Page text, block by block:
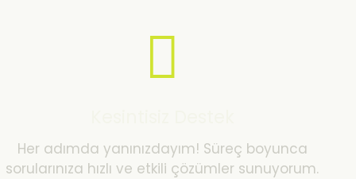
Her adımda yanınızdayım! Süreç boyunca
sorularınıza hızlı ve etkili çözümler sunuyorum.